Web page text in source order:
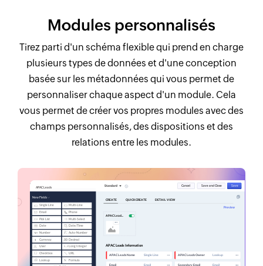
Modules personnalisés
Tirez parti d'un schéma flexible qui prend en charge
plusieurs types de données et d'une conception
basée sur les métadonnées qui vous permet de
personnaliser chaque aspect d'un module. Cela
vous permet de créer vos propres modules avec des
champs personnalisés, des dispositions et des
relations entre les modules.